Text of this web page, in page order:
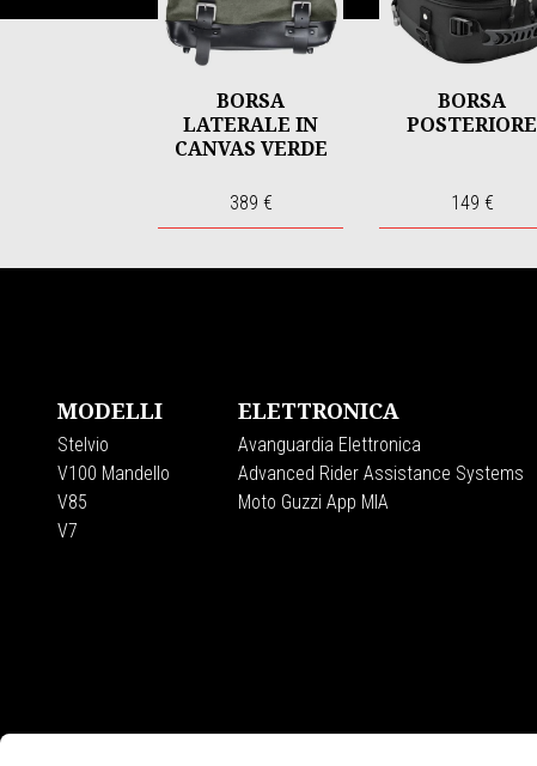
BORSA
LATERALE IN
CANVAS VERDE
389 €
BORSA
POSTERIORE
149 €
MODELLI
Stelvio
V100 Mandello
V85
V7
ELETTRONICA
Avanguardia Elettronica
Advanced Rider Assistance Systems
Moto Guzzi App MIA